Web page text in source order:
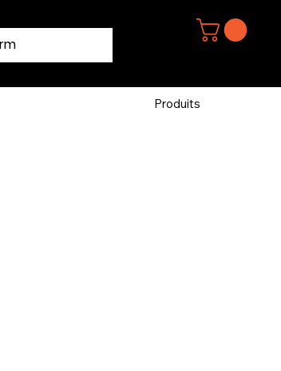
Produits